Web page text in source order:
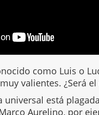
como Luis o
valientes. ¿Será
universal está
Aurelino, por